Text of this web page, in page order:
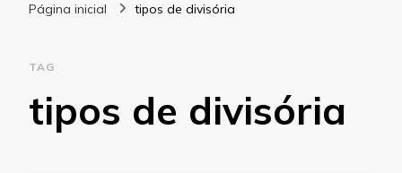
Página inicial tipos de divisória
TAG
tipos de divisória